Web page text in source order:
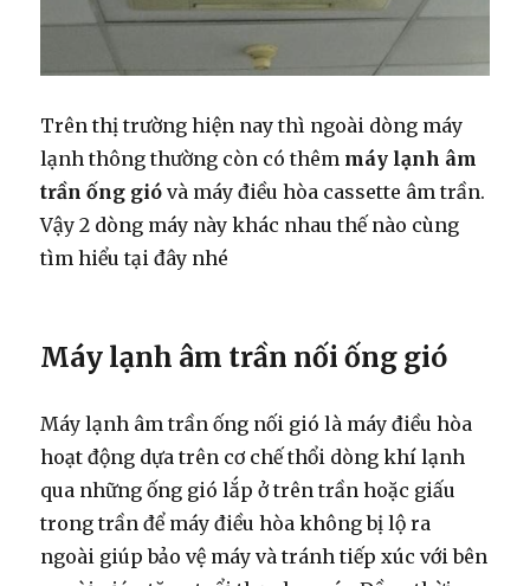
Trên thị trường hiện nay thì ngoài dòng máy
lạnh thông thường còn có thêm máy lạnh âm
trần ống gióvà máy điều hòa cassette âm trần.
Vậy 2 dòng máy này khác nhau thế nào cùng
tìm hiểu tại đây nhé
Máy lạnh âm trần nối ống gió
Máy lạnh âm trần ống nối gió là máy điều hòa
hoạt động dựa trên cơ chế thổi dòng khí lạnh
qua những ống gió lắp ở trên trần hoặc giấu
trong trần để máy điều hòa không bị lộ ra
ngoài giúp bảo vệ máy và tránh tiếp xúc với bên